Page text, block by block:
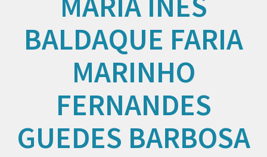
BALDAQUE FARIA
MARINHO
FERNANDES
GUEDES BARBOSA